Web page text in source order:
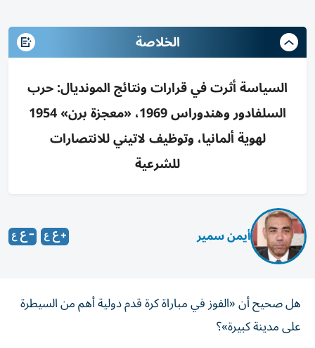
الخلاصة
السياسة أثرت في قرارات ونتائج المونديال: حرب
السلفادور وهندوراس 1969، «معجزة برن» 1954
لهوية ألمانيا، وتوظيف لاتيني للانتصارات
للشرعية
أيمن سمير
هل صحيح أن «الفوز في مباراة كرة قدم دولية أهم من السيطرة
على مدينة كبيرة»؟